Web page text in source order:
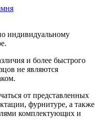
индивидуальному
и более быстрого
не являются
от представленных
фурнитуре, а также
комплектующих и